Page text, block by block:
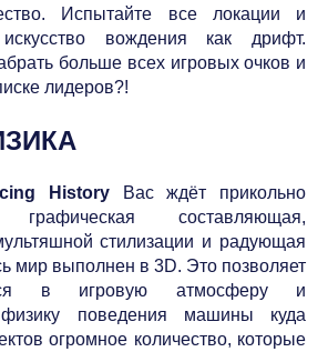
Испытайте все локации и
вождения как дрифт.
больше всех игровых очков и
лидеров?!
HistoryВас ждёт прикольно
графическая составляющая,
стилизации и радующая
мир выполнен в 3D. Это позволяет
в игровую атмосферу и
физику поведения машины куда
огромное количество, которые